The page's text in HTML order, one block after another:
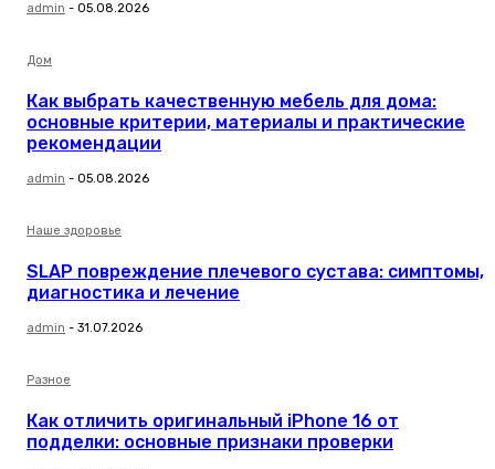
admin - 05.08.2026
Дом
Как выбрать качественную мебель для дома:
основные критерии, материалы и практические
рекомендации
admin - 05.08.2026
Наше здоровье
SLAP повреждение плечевого сустава: симптомы,
диагностика и лечение
admin - 31.07.2026
Разное
Как отличить оригинальный iPhone 16 от
подделки: основные признаки проверки